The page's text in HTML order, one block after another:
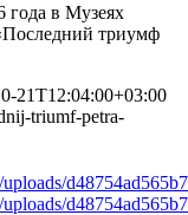
года в Музеях
триумф
21T12:04:00+03:00
triumf-petra-